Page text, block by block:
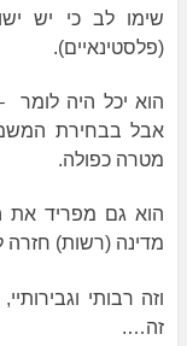
שימו לב כי יש
(פלסטינאיים).
הוא יכל היה לומר
אבל בבחירת
מטרה כפולה.
הוא גם מפריד את
מדינה (רשות) חזרה
וזה רבותי
זה….